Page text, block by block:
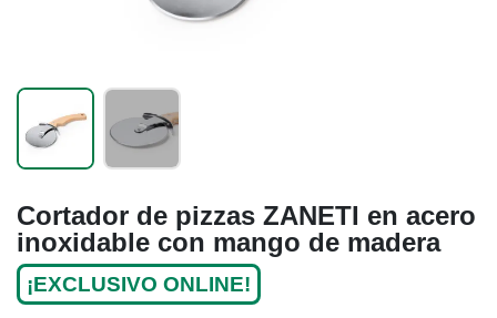
Cortador de pizzas ZANETI en acero
inoxidable con mango de madera
¡EXCLUSIVO ONLINE!